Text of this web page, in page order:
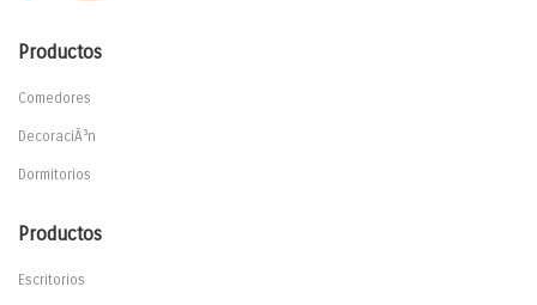
Productos
Comedores
DecoraciÃ³n
Dormitorios
Productos
Escritorios